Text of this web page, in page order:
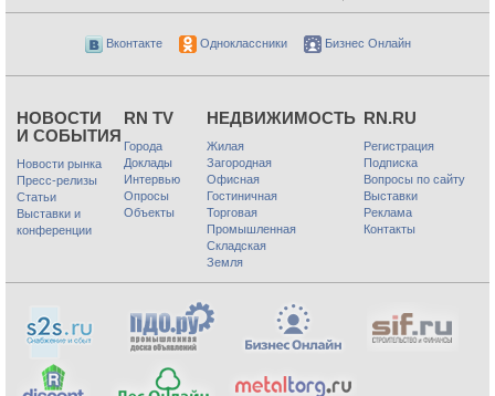
Вконтакте Одноклассники Бизнес Онлайн
НОВОСТИ
И СОБЫТИЯ
Новости рынка
Пресс-релизы
Статьи
Выставки и
конференции
RN TV
Города
Доклады
Интервью
Опросы
Объекты
НЕДВИЖИМОСТЬ
Жилая
Загородная
Офисная
Гостиничная
Торговая
Промышленная
Складская
Земля
RN.RU
Регистрация
Подписка
Вопросы по сайту
Выставки
Реклама
Контакты